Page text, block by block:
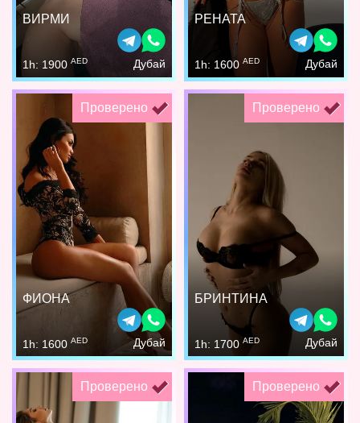
ВИРМИ
1h: 1900 AED Дубай
РЕНАТА
1h: 1600 AED Дубай
Проверено
ФИОНА
1h: 1600 AED Дубай
Проверено
БРИНТИНА
1h: 1700 AED Дубай
Проверено Проверено